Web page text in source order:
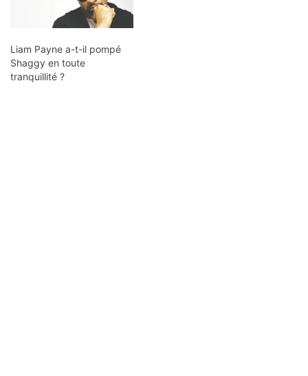
plus grand succès…
Liam Payne a-t-il pompé
Shaggy en toute
tranquillité ?